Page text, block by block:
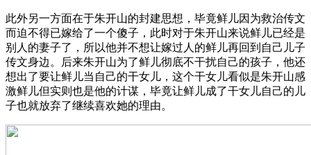
此外另一方面在于朱开山的封建思想，毕竟鲜儿因为救治传文
而迫不得已嫁给了一个傻子，此时对于朱开山来说鲜儿已经是
别人的妻子了，所以他并不想让嫁过人的鲜儿再回到自己儿子
传文身边。后来朱开山为了鲜儿彻底不干扰自己的孩子，他还
想出了要让鲜儿当自己的干女儿，这个干女儿看似是朱开山感
激鲜儿但实则也是他的计谋，毕竟让鲜儿成了干女儿自己的儿
子也就放弃了继续喜欢她的理由。